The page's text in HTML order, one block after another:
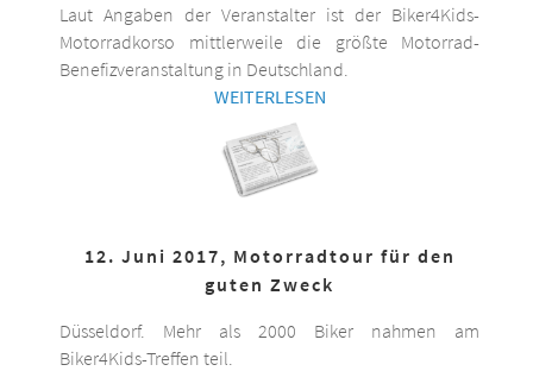
Laut Angaben der Veranstalter ist der Biker4Kids-
Motorradkorso mittlerweile die größte Motorrad-
Benefizveranstaltung in Deutschland.
WEITERLESEN
12. Juni 2017, Motorradtour für den
guten Zweck
Düsseldorf. Mehr als 2000 Biker nahmen am
Biker4Kids-Treffen teil.